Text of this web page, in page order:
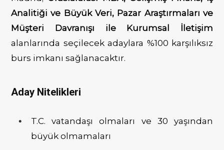
Analitiği ve Büyük Veri, Pazar Araştırmaları ve
Müşteri Davranışı ile Kurumsal
İletişim
alanlarında seçilecek adaylara %100 karşılıksız
burs imkanı sağlanacaktır.
Aday Nitelikleri
T.C. vatandaşı olmaları ve 30 yaşından
büyük olmamaları